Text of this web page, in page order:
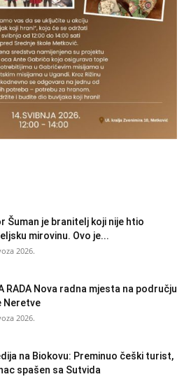
Šuman je branitelj koji nije htio
mirovinu. Ovo je...
2026.
RADA Nova radna mjesta na području
Neretve
2026.
na Biokovu: Preminuo češki turist,
spašen sa Sutvida